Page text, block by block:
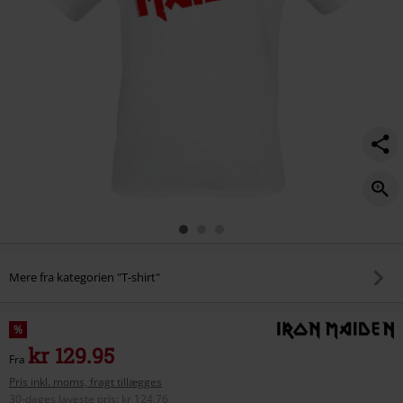
Mere fra kategorien "T-shirt"
%
Fra kr 129.95
Pris inkl. moms, fragt tillægges
30-dages laveste pris
kr 124.76